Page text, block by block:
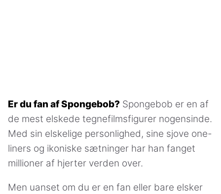
Er du fan af Spongebob? Spongebob er en af
de mest elskede tegnefilmsfigurer nogensinde.
Med sin elskelige personlighed, sine sjove one-
liners og ikoniske sætninger har han fanget
millioner af hjerter verden over.
Men uanset om du er en fan eller bare elsker